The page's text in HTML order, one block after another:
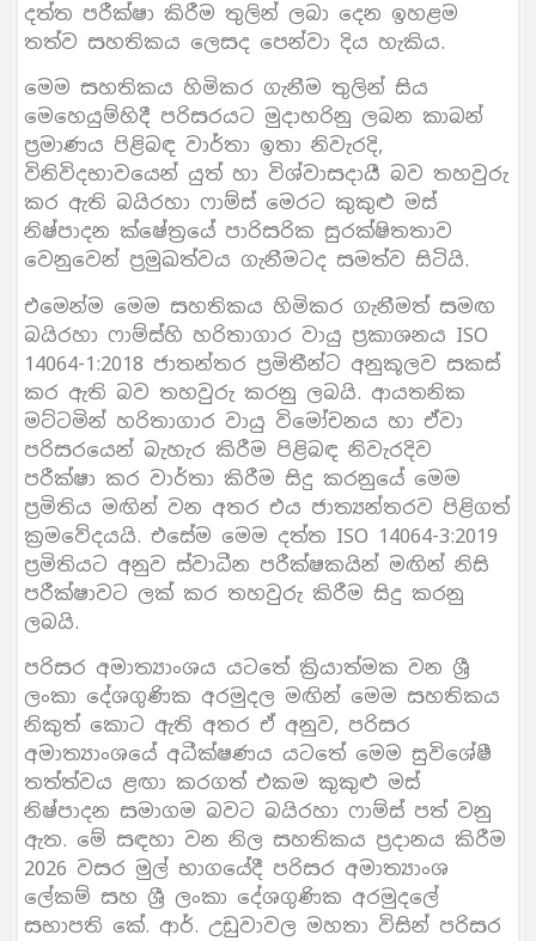
දත්ත පරීක්ෂා කිරීම තුලින් ලබා දෙන ඉහළම
තත්ව සහතිකය ලෙසද පෙන්වා දිය හැකිය.
මෙම සහතිකය හිමිකර ගැනීම තුලින් සිය
මෙහෙයුම්හිදී පරිසරයට මුදාහරිනු ලබන කාබන්
ප්‍රමාණය පිළිබඳ වාර්තා ඉතා නිවැරදි,
විනිවිදභාවයෙන් යුත් හා විශ්වාසදායී බව තහවුරු
කර ඇති බයිරහා ෆාම්ස් මෙරට කුකුළු මස්
නිෂ්පාදන ක්ෂේත්‍රයේ පාරිසරික සුරක්ෂිතතාව
වෙනුවෙන් ප්‍රමුඛත්වය ගැනීමටද සමත්ව සිටියි.
එමෙන්ම මෙම සහතිකය හිමිකර ගැනීමත් සමඟ
බයිරහා ෆාම්ස්හි හරිතාගාර වායු ප්‍රකාශනය ISO
14064-1:2018 ජාතන්තර ප්‍රමිතීන්ට අනුකූලව සකස්
කර ඇති බව තහවුරු කරනු ලබයි. ආයතනික
මට්ටමින් හරිතාගාර වායු විමෝචනය හා ඒවා
පරිසරයෙන් බැහැර කිරීම පිළිබඳ නිවැරදිව
පරීක්ෂා කර වාර්තා කිරීම සිදු කරනුයේ මෙම
ප්‍රමිතිය මඟින් වන අතර එය ජාත්‍යන්තරව පිළිගත්
ක්‍රමවේදයයි. එසේම මෙම දත්ත ISO 14064-3:2019
ප්‍රමිතියට අනුව ස්වාධීන පරීක්ෂකයින් මඟින් නිසි
පරීක්ෂාවට ලක් කර තහවුරු කිරීම සිදු කරනු
ලබයි.
පරිසර අමාත්‍යාංශය යටතේ ක්‍රියාත්මක වන ශ්‍රී
ලංකා දේශගුණික අරමුදල මඟින් මෙම සහතිකය
නිකුත් කොට ඇති අතර ඒ අනුව, පරිසර
අමාත්‍යාංශයේ අධීක්ෂණය යටතේ මෙම සුවිශේෂී
තත්ත්වය ළඟා කරගත් එකම කුකුළු මස්
නිෂ්පාදන සමාගම බවට බයිරහා ෆාම්ස් පත් වනු
ඇත. මේ සඳහා වන නිල සහතිකය ප්‍රදානය කිරීම
2026 වසර මුල් භාගයේදී පරිසර අමාත්‍යාංශ
ලේකම් සහ ශ්‍රී ලංකා දේශගුණික අරමුදලේ
සභාපති කේ. ආර්. උඩුවාවල මහතා විසින් පරිසර